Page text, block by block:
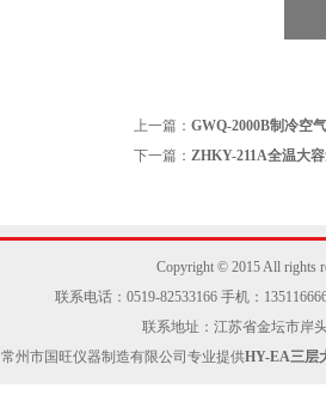
上一篇： GWQ-2000B制冷空
下一篇： ZHKY-211A全温大
Copyright © 2015 All rights
联系电话：0519-82533166 手机：
联系地址：江苏省金坛市岸
常州市国旺仪器制造有限公司专业提供HY-EA三层